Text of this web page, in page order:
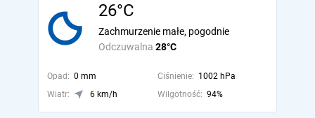
26°C
Odczuwalna 28°C
Zachmurzenie małe, pogodnie
Opad: 0 mm Ciśnienie: 1002 hPa
Wiatr:
6 km/h Wilgotność: 94%